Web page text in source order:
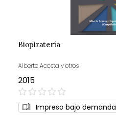
Biopiratería
Alberto Acosta y otros
2015
0%
Impreso bajo demanda